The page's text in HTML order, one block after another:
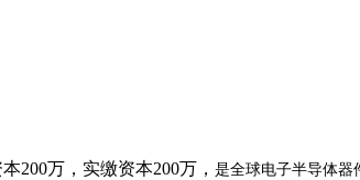
200万，实缴资本200万， 是全球电子半导体器